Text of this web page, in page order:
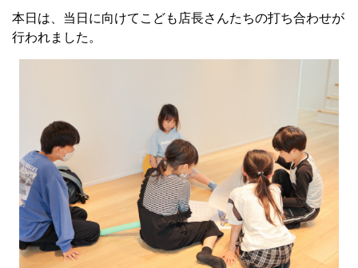
本日は、当日に向けてこども店長さんたちの打ち合わせが
行われました。